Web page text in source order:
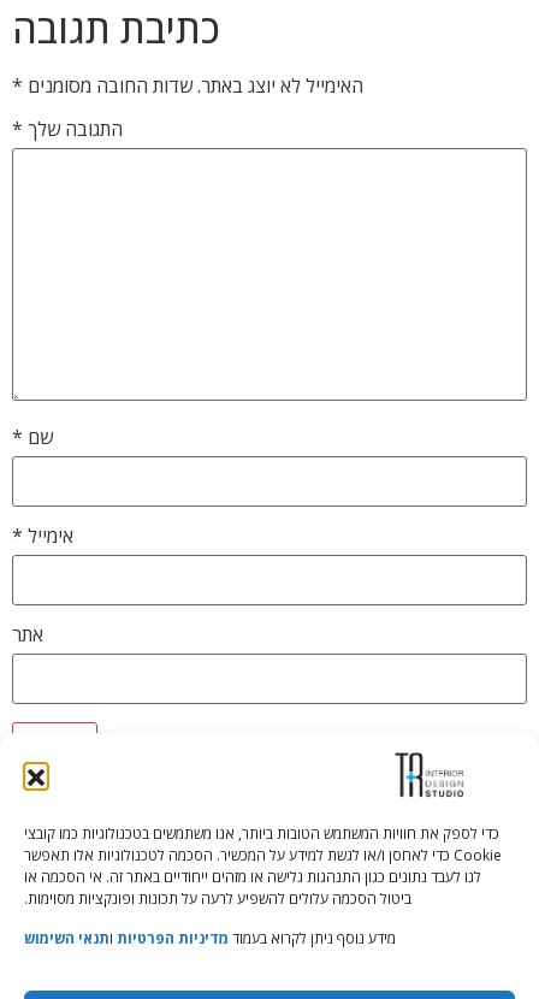
כדי לספק את חוויות המשתמש הטובות ביותר, אנו משתמשים בטכנולוגיות כמו קובצי
Cookie כדי לאחסן ו/או לגשת למידע על המכשיר. הסכמה לטכנולוגיות אלו תאפשר
לנו לעבד נתונים כגון התנהגות גלישה או מזהים ייחודיים באתר זה. אי הסכמה או
ביטול הסכמה עלולים להשפיע לרעה על תכונות ופונקציות מסוימות.
מידע נוסף ניתן לקרוא בעמוד מדיניות הפרטיות ותנאי השימוש
כתיבת תגובה
האימייל לא יוצג באתר.שדות החובה מסומנים *
התגובה שלך *
שם *
אימייל *
אתר
Tali Shenfeld:052.620.2446
tali@TRstudio.co.il